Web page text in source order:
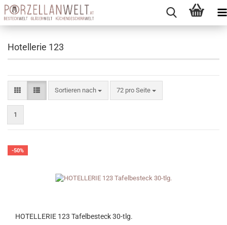
Hotellerie 123
Sortieren nach
Sortieren nach 72 pro Seite
pro Seite
1
-50%
HOTELLERIE 123 Tafelbesteck 30-tlg.